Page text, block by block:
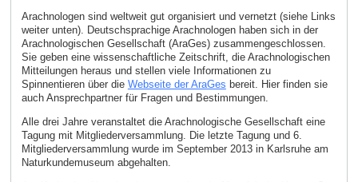
Arachnologen sind weltweit gut organisiert und vernetzt (siehe Links
weiter unten). Deutschsprachige Arachnologen haben sich in der
Arachnologischen Gesellschaft (AraGes) zusammengeschlossen.
Sie geben eine wissenschaftliche Zeitschrift, die Arachnologischen
Mitteilungen heraus und stellen viele Informationen zu
Spinnentieren über die Webseite der AraGes bereit. Hier finden sie
auch Ansprechpartner für Fragen und Bestimmungen.
Alle drei Jahre veranstaltet die Arachnologische Gesellschaft eine
Tagung mit Mitgliederversammlung. Die letzte Tagung und 6.
Mitgliederversammlung wurde im September 2013 in Karlsruhe am
Naturkundemuseum abgehalten.